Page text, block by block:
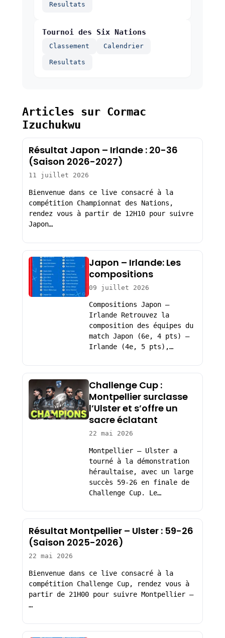
Resultats
Tournoi des Six Nations
Classement Calendrier
Resultats
Articles sur Cormac
Izuchukwu
Résultat Japon – Irlande : 20-36
(Saison 2026-2027)
11 juillet 2026
Bienvenue dans ce live consacré à la
compétition Championnat des Nations,
rendez vous à partir de 12H10 pour suivre
Japon…
Japon – Irlande: Les
compositions
09 juillet 2026
Compositions Japon –
Irlande Retrouvez la
composition des équipes du
match Japon (6e, 4 pts) –
Irlande (4e, 5 pts),…
Challenge Cup :
Montpellier surclasse
l’Ulster et s’offre un
sacre éclatant
22 mai 2026
Montpellier – Ulster a
tourné à la démonstration
héraultaise, avec un large
succès 59-26 en finale de
Challenge Cup. Le…
Résultat Montpellier – Ulster : 59-26
(Saison 2025-2026)
22 mai 2026
Bienvenue dans ce live consacré à la
compétition Challenge Cup, rendez vous à
partir de 21H00 pour suivre Montpellier –
…